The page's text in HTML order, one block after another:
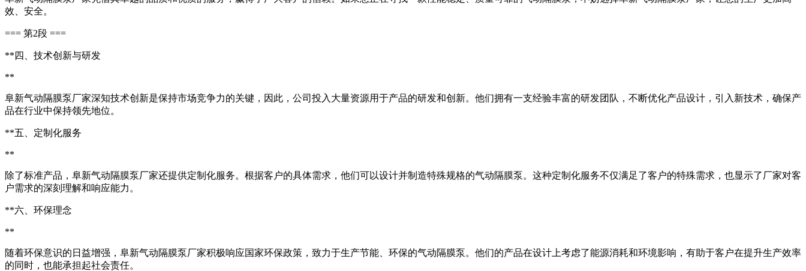
效、安全。
=== 第2段 ===
**四、技术创新与研发
**
阜新气动隔膜泵厂家深知技术创新是保持市场竞争力的关键，因此，公司投入大量资源用于产品的研发和创新。他们拥有一支经验丰富的研发团队，不断优化产品设计，引入新技术，确保产
品在行业中保持领先地位。
**五、定制化服务
**
除了标准产品，阜新气动隔膜泵厂家还提供定制化服务。根据客户的具体需求，他们可以设计并制造特殊规格的气动隔膜泵。这种定制化服务不仅满足了客户的特殊需求，也显示了厂家对客
户需求的深刻理解和响应能力。
**六、环保理念
**
随着环保意识的日益增强，阜新气动隔膜泵厂家积极响应国家环保政策，致力于生产节能、环保的气动隔膜泵。他们的产品在设计上考虑了能源消耗和环境影响，有助于客户在提升生产效率
的同时，也能承担起社会责任。